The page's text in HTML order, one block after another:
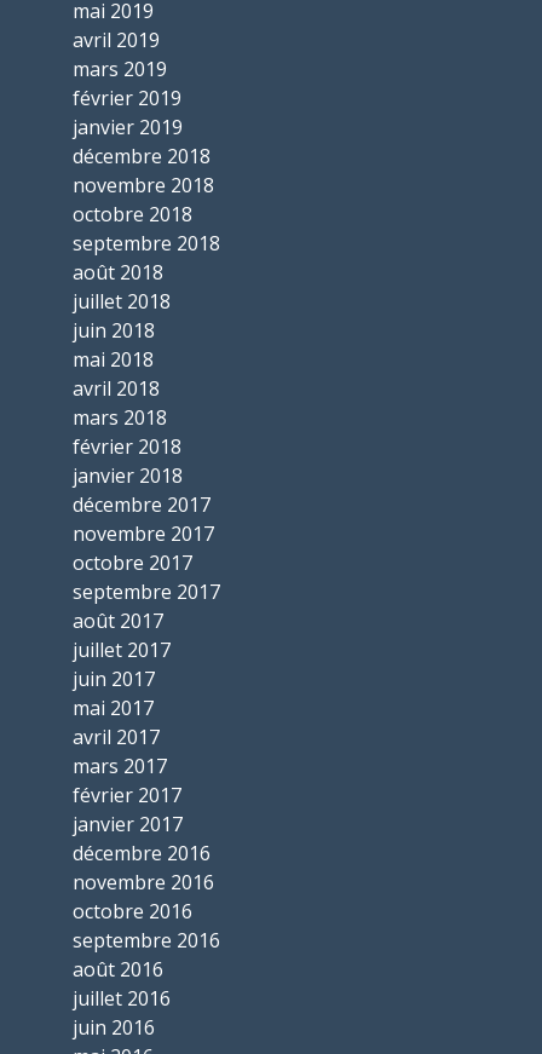
mai 2019
avril 2019
mars 2019
février 2019
janvier 2019
décembre 2018
novembre 2018
octobre 2018
septembre 2018
août 2018
juillet 2018
juin 2018
mai 2018
avril 2018
mars 2018
février 2018
janvier 2018
décembre 2017
novembre 2017
octobre 2017
septembre 2017
août 2017
juillet 2017
juin 2017
mai 2017
avril 2017
mars 2017
février 2017
janvier 2017
décembre 2016
novembre 2016
octobre 2016
septembre 2016
août 2016
juillet 2016
juin 2016